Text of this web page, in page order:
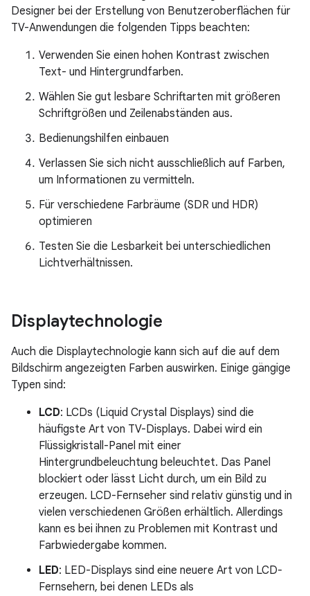
Designer bei der Erstellung von Benutzeroberflächen für
TV-Anwendungen die folgenden Tipps beachten:
Verwenden Sie einen hohen Kontrast zwischen
Text- und Hintergrundfarben.
Wählen Sie gut lesbare Schriftarten mit größeren
Schriftgrößen und Zeilenabständen aus.
Bedienungshilfen einbauen
Verlassen Sie sich nicht ausschließlich auf Farben,
um Informationen zu vermitteln.
Für verschiedene Farbräume (SDR und HDR)
optimieren
Testen Sie die Lesbarkeit bei unterschiedlichen
Lichtverhältnissen.
Displaytechnologie
Auch die Displaytechnologie kann sich auf die auf dem
Bildschirm angezeigten Farben auswirken. Einige gängige
Typen sind:
LCD: LCDs (Liquid Crystal Displays) sind die
häufigste Art von TV-Displays. Dabei wird ein
Flüssigkristall-Panel mit einer
Hintergrundbeleuchtung beleuchtet. Das Panel
blockiert oder lässt Licht durch, um ein Bild zu
erzeugen. LCD-Fernseher sind relativ günstig und in
vielen verschiedenen Größen erhältlich. Allerdings
kann es bei ihnen zu Problemen mit Kontrast und
Farbwiedergabe kommen.
LED: LED-Displays sind eine neuere Art von LCD-
Fernsehern, bei denen LEDs als